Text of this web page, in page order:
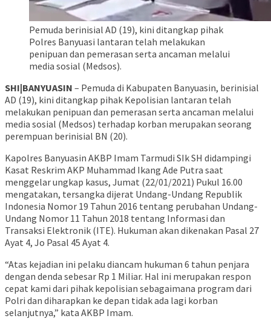
Pemuda berinisial AD (19), kini ditangkap pihak
Polres Banyuasi lantaran telah melakukan
penipuan dan pemerasan serta ancaman melalui
media sosial (Medsos).
SHI|BANYUASIN – Pemuda di Kabupaten Banyuasin, berinisial
AD (19), kini ditangkap pihak Kepolisian lantaran telah
melakukan penipuan dan pemerasan serta ancaman melalui
media sosial (Medsos) terhadap korban merupakan seorang
perempuan berinisial BN (20).
Kapolres Banyuasin AKBP Imam Tarmudi SIk SH didampingi
Kasat Reskrim AKP Muhammad Ikang Ade Putra saat
menggelar ungkap kasus, Jumat (22/01/2021) Pukul 16.00
mengatakan, tersangka dijerat Undang-Undang Republik
Indonesia Nomor 19 Tahun 2016 tentang perubahan Undang-
Undang Nomor 11 Tahun 2018 tentang Informasi dan
Transaksi Elektronik (ITE). Hukuman akan dikenakan Pasal 27
Ayat 4, Jo Pasal 45 Ayat 4.
“Atas kejadian ini pelaku diancam hukuman 6 tahun penjara
dengan denda sebesar Rp 1 Miliar. Hal ini merupakan respon
cepat kami dari pihak kepolisian sebagaimana program dari
Polri dan diharapkan ke depan tidak ada lagi korban
selanjutnya,” kata AKBP Imam.